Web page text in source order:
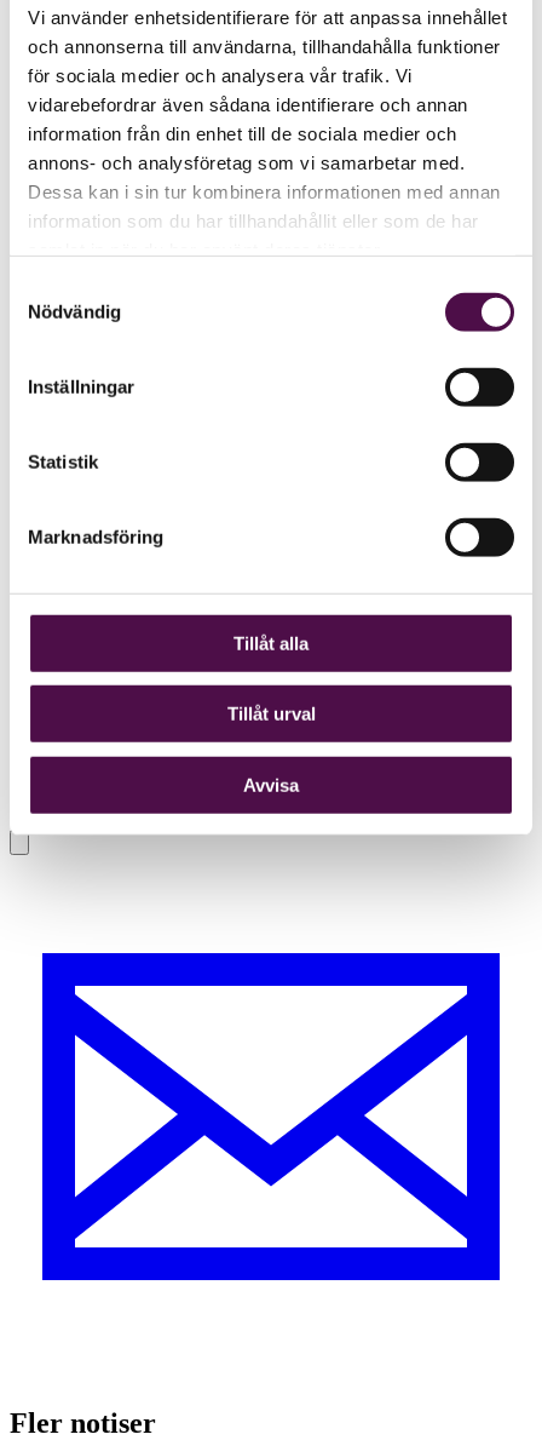
Vi använder enhetsidentifierare för att anpassa innehållet
och annonserna till användarna, tillhandahålla funktioner
för sociala medier och analysera vår trafik. Vi
vidarebefordrar även sådana identifierare och annan
information från din enhet till de sociala medier och
annons- och analysföretag som vi samarbetar med.
Dessa kan i sin tur kombinera informationen med annan
information som du har tillhandahållit eller som de har
Nödvändig
Inställningar
Statistik
Marknadsföring
Tillåt alla
Tillåt urval
Avvisa
Fler notiser